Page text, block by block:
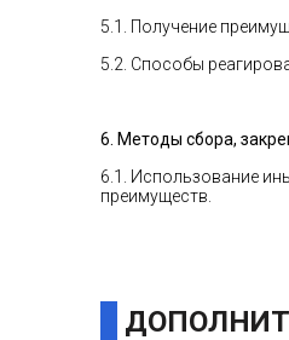
5.1. Получение
5.2. Способы
6. Методы сбора,
6.1. Использование
преимуществ.